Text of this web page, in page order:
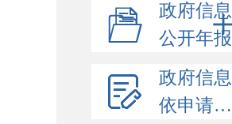
政府信息
公开年报
政府信息
依申请公开